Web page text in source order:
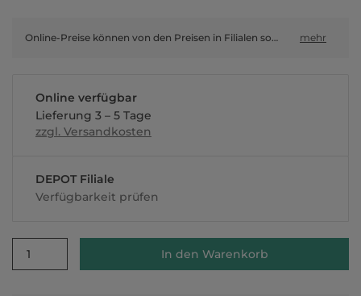
Online-Preise können von den Preisen in Filialen sowie Shop-in-Shop-Flächen abweichen. mehr
Online verfügbar
Lieferung 3 – 5 Tage
zzgl. Versandkosten
DEPOT Filiale
Verfügbarkeit prüfen
1 In den Warenkorb